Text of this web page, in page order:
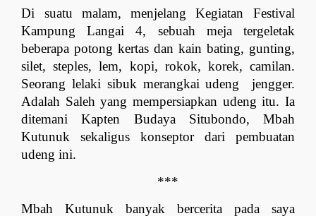
Di suatu malam, menjelang Kegiatan Festival
Kampung Langai 4, sebuah meja tergeletak
beberapa potong kertas dan kain bating, gunting,
silet, steples, lem, kopi, rokok, korek, camilan.
Seorang lelaki sibuk merangkai udeng  jengger.
Adalah Saleh yang mempersiapkan udeng itu. Ia
ditemani Kapten Budaya Situbondo, Mbah
Kutunuk sekaligus konseptor dari pembuatan
udeng ini.
***
Mbah Kutunuk banyak bercerita pada saya